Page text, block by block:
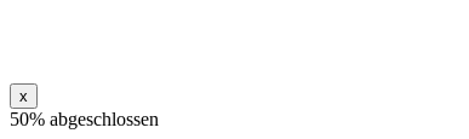
x
50% abgeschlossen